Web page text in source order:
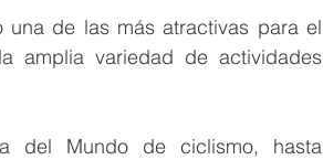
una de las más atractivas para el
amplia variedad de actividades
del Mundo de ciclismo, hasta